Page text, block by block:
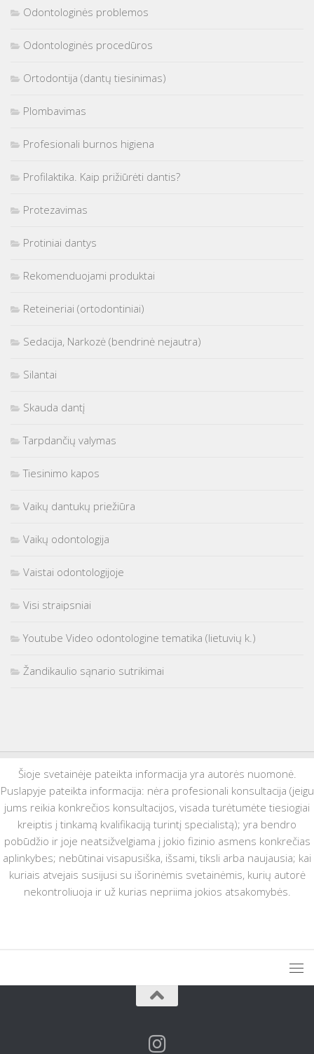
Odontologinės problemos
Odontologinės procedūros
Ortodontija (dantų tiesinimas)
Plombavimas
Profesionali burnos higiena
Profilaktika. Kaip prižiūrėti dantis?
Protezavimas
Protiniai dantys
Rekomenduojami produktai
Reteineriai (ortodontiniai)
Sedacija, Narkozė (bendrinė nejautra)
Silantai
Skauda dantį
Tarpdančių valymas
Tiesinimo kapos
Vaikų dantukų priežiūra
Vaikų odontologija
Vaistai odontologijoje
Visi straipsniai
Youtube Video odontologine tematika (lietuvių k.)
Žandikaulio sąnario sutrikimai
Šioje svetainėje pateikta informacija yra autorės nuomonė.
Puslapyje pateikta informacija: nėra profesionali konsultacija (jeigu
jums reikia konkrečios konsultacijos, visada turėtumėte tiesiogiai
kreiptis į tinkamą kvalifikaciją turintį specialistą); yra bendro
pobūdžio ir joje neatsižvelgiama į jokio fizinio asmens konkrečias
aplinkybes; nebūtinai visapusiška, išsami, tiksli arba naujausia; kai
kuriais atvejais susijusi su išorinėmis svetainėmis, kurių autorė
nekontroliuoja ir už kurias nepriima jokios atsakomybės.